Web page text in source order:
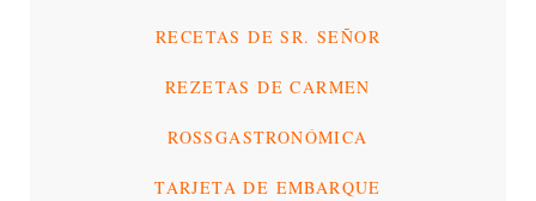
RECETAS DE SR. SEÑOR
REZETAS DE CARMEN
ROSSGASTRONÓMICA
TARJETA DE EMBARQUE